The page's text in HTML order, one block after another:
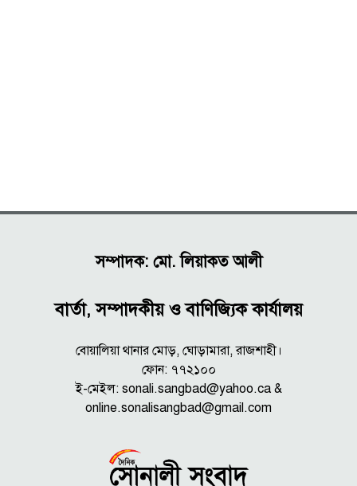
সম্পাদক: মো. লিয়াকত আলী
বার্তা, সম্পাদকীয় ও বাণিজ্যিক কার্যালয়
বোয়ালিয়া থানার মোড়, ঘোড়ামারা, রাজশাহী।
ফোন: ৭৭২১০০
ই-মেইল: sonali.sangbad@yahoo.ca &
online.sonalisangbad@gmail.com